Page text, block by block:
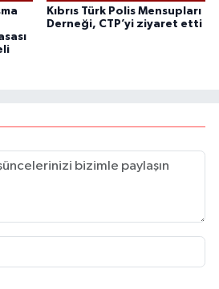
Kıbrıs Türk Polis Mensupları
Derneği, CTP’yi ziyaret etti